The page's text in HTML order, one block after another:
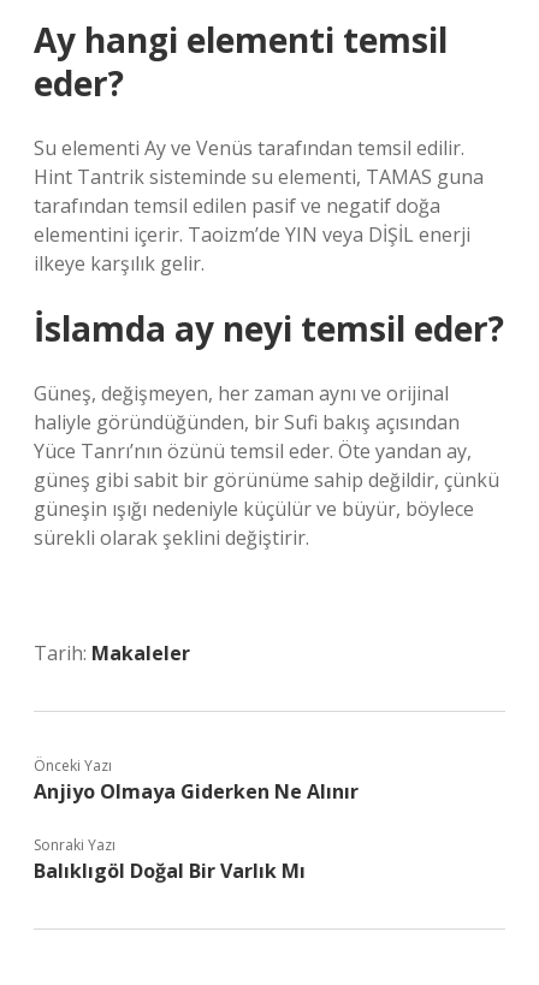
Ay hangi elementi temsil
eder?
Su elementi Ay ve Venüs tarafından temsil edilir.
Hint Tantrik sisteminde su elementi, TAMAS guna
tarafından temsil edilen pasif ve negatif doğa
elementini içerir. Taoizm’de YIN veya DİŞİL enerji
ilkeye karşılık gelir.
İslamda ay neyi temsil eder?
Güneş, değişmeyen, her zaman aynı ve orijinal
haliyle göründüğünden, bir Sufi bakış açısından
Yüce Tanrı’nın özünü temsil eder. Öte yandan ay,
güneş gibi sabit bir görünüme sahip değildir, çünkü
güneşin ışığı nedeniyle küçülür ve büyür, böylece
sürekli olarak şeklini değiştirir.
Tarih: Makaleler
Önceki Yazı
Anjiyo Olmaya Giderken Ne Alınır
Sonraki Yazı
Balıklıgöl Doğal Bir Varlık Mı